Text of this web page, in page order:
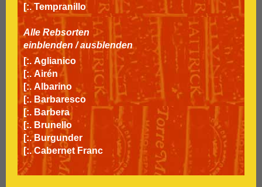
[:. Tempranillo
Alle Rebsorten
einblenden /ausblenden
[:. Aglianico
[:. Airén
[:. Albarino
[:. Barbaresco
[:. Barbera
[:. Brunello
[:. Burgunder
[:. Cabernet Franc
[:.
Cabernet Sauvignon
[:. Carignan